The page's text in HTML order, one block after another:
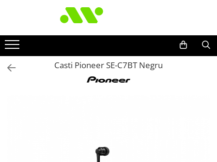
Casti Pioneer SE-C7BT Negru